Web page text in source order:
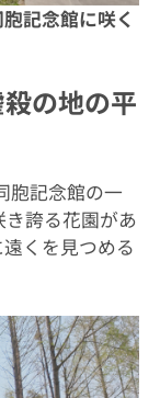
記念館に咲く
の地の平
胞記念館の一
誇る花園があ
くを見つめる